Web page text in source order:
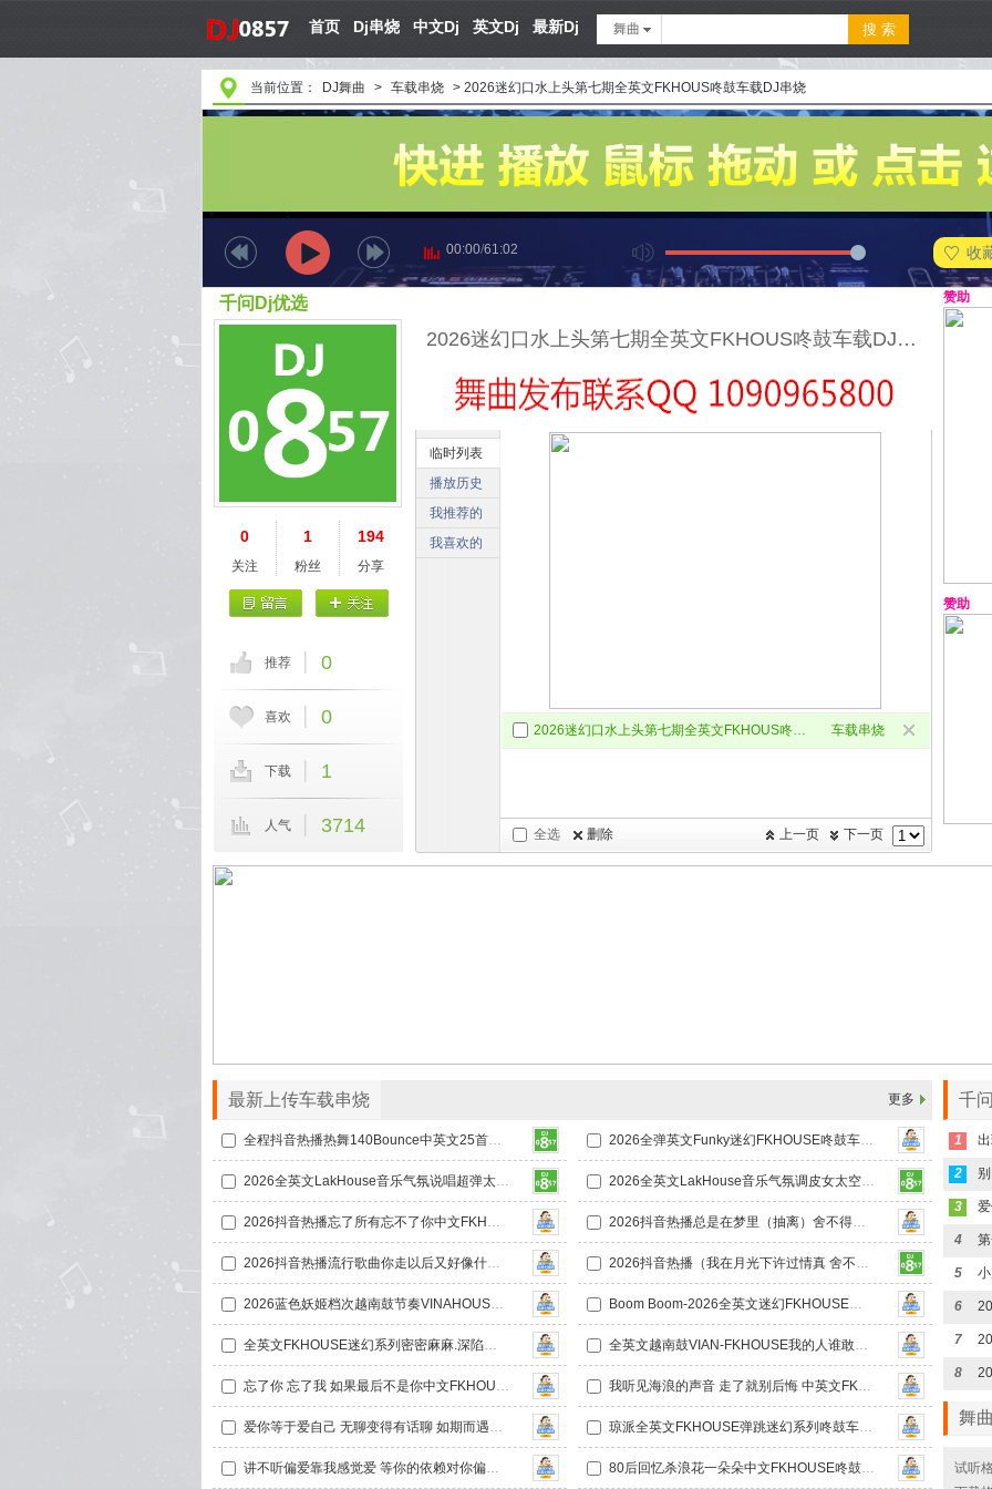
首页 Dj串烧 中文Dj 英文Dj 最新Dj 舞曲
当前位置： DJ舞曲 > 车载串烧 > 2026迷幻口水上头第七期全英文FKHOUS咚鼓车载DJ串烧
收
00:00/61:02
2026迷幻口水上头第七期全英文FKHOUS咚鼓车载DJ串烧
临时列表
播放历史
我推荐的
我喜欢的
2026迷幻口水上头第七期全英文FKHOUS咚鼓车载DJ串烧 车载串烧
全选 删除 下一页
上一页
千问Dj优选
0
关注
1
粉丝
194
分享
推荐 0
喜欢 0
下载 1
人气 3714
赞助
赞助
最新上传车载串烧 更多
全程抖音热播热舞140Bounce中英文25首抖音主打歌给力商业DJ串烧 2026全弹英文Funky迷幻FKHOUSE咚鼓车载DJ串烧
2026全英文LakHouse音乐气氛说唱超弹太空之旅弹跳鼓DJ串烧 2026全英文LakHouse音乐气氛调皮女太空之旅弹跳鼓DJ串烧
2026抖音热播忘了所有忘不了你中文FKHOUSE空灵鼓车载DJ串烧 2026抖音热播总是在梦里（抽离）舍不得的他他他中文FKHOUSE空灵鼓车载DJ串烧
2026抖音热播流行歌曲你走以后又好像什么都没改变 张三的歌中文国语Prog车载DJ串烧 2026抖音热播（我在月光下许过情真 舍不得的他他他）中文Electro说唱旋律串烧
2026蓝色妖姬档次越南鼓节奏VINAHOUSE车载DJ串烧 Boom Boom-2026全英文迷幻FKHOUSE咚鼓车载DJ串烧
全英文FKHOUSE迷幻系列密密麻麻.深陷爱河车载DJ串烧 全英文越南鼓VIAN-FKHOUSE我的人谁敢动 你敢动吗车载DJ串烧
忘了你 忘了我 如果最后不是你中文FKHOUSEQ鼓车载DJ串烧 我听见海浪的声音 走了就别后悔 中英文FKHOUSE空灵鼓车载DJ串烧
爱你等于爱自己 无聊变得有话聊 如期而遇中文LAKHOUSE弹鼓车载DJ串烧 琼派全英文FKHOUSE弹跳迷幻系列咚鼓车载DJ串烧
讲不听偏爱靠我感觉爱 等你的依赖对你偏爱中英文FKHOUSE咚鼓车载DJ串烧 80后回忆杀浪花一朵朵中文FKHOUSE咚鼓车载DJ串烧
千
1
2
3
4
5
6
7
8
舞
试听